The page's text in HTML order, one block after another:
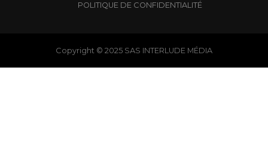
POLITIQUE DE CONFIDENTIALITÉ
Copyright © 2025 SAS INTERLUDE MÉDIA